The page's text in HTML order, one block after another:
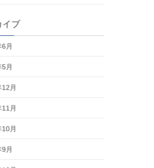
イブ
月
月
月
月
月
月